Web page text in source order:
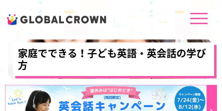
家庭でできる！子ども英語・英会話の学び
方